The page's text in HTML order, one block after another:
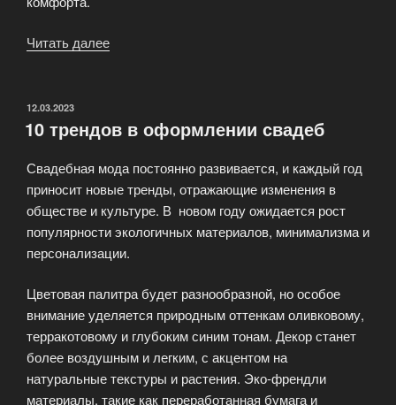
Читать далее
уровня?»
ОПУБЛИКОВАНО
12.03.2023
10 трендов в оформлении свадеб
Свадебная мода постоянно развивается, и каждый год
приносит новые тренды, отражающие изменения в
обществе и культуре. В новом году ожидается рост
популярности экологичных материалов, минимализма и
персонализации.
Цветовая палитра будет разнообразной, но особое
внимание уделяется природным оттенкам оливковому,
терракотовому и глубоким синим тонам. Декор станет
более воздушным и легким, с акцентом на
натуральные текстуры и растения. Эко-френдли
материалы, такие как переработанная бумага и